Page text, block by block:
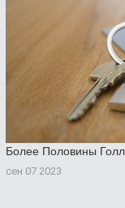
Более Половины
сен 07 2023